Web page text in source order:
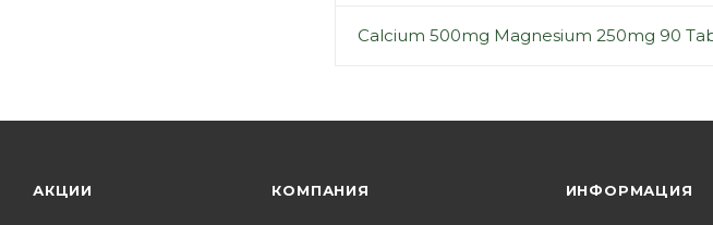
Calcium 500mg Magnesium 250mg 90
АКЦИИ КОМПАНИЯ ИНФОРМАЦИЯ